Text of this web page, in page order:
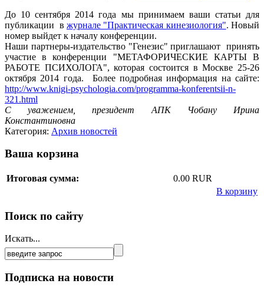
До 10 сентября 2014 года мы принимаем ваши статьи для
публикации в журнале "Практическая кинезиология". Новый
номер выйдет к началу конференции.
Наши партнеры-издательство "Генезис" приглашают принять
участие в конференции "МЕТАФОРИЧЕСКИЕ КАРТЫ В
РАБОТЕ ПСИХОЛОГА", которая состоится в Москве 25-26
октября 2014 года. Более подробная информация на сайте:
http://www.knigi-psychologia.com/programma-konferentsii-n-
321.html
С уважением, президент АПК Чобану Ирина
Константиновна
Категория: Архив новостей
Ваша корзина
Итоговая сумма:
0.00 RUR
В корзину
Поиск по сайту
Искать...
Подписка на новости